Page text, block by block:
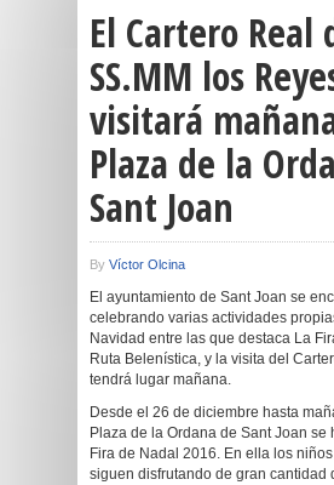
El Cartero Real
SS.MM los
visitará
Plaza de la
Sant Joan
By Víctor Olcina
El ayuntamiento de Sant Joan se
celebrando varias actividades
Navidad entre las que destaca La
Ruta Belenística, y la visita del
tendrá lugar mañana.
Desde el 26 de diciembre hasta
Plaza de la Ordana de Sant Joan se
Fira de Nadal 2016. En ella los
siguen disfrutando de gran cantidad